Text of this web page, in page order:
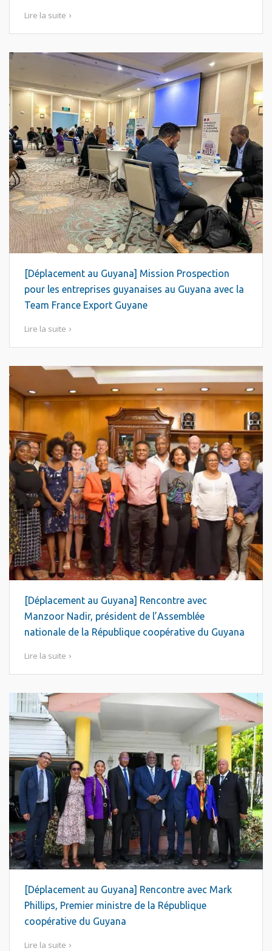
Lire la suite
[Déplacement au Guyana] Mission Prospection
pour les entreprises guyanaises au Guyana avec la
Team France Export Guyane
Lire la suite
[Déplacement au Guyana] Rencontre avec
Manzoor Nadir, président de l’Assemblée
nationale de la République coopérative du Guyana
Lire la suite
[Déplacement au Guyana] Rencontre avec Mark
Phillips, Premier ministre de la République
coopérative du Guyana
Lire la suite